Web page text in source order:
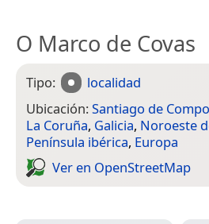
O Marco de Covas
Tipo:
localidad
Ubicación:Santiago de
La Coruña, Galicia, Noroeste
Península ibérica, Europa
Ver en Open­Street­Map